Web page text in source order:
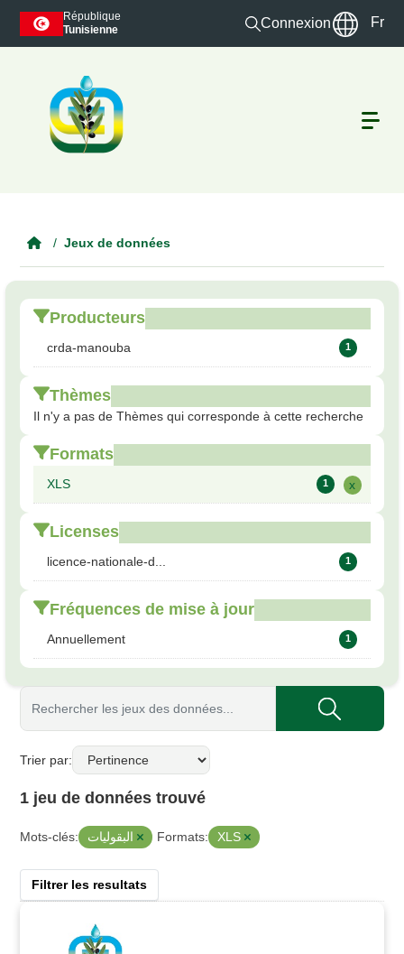
Skip to main content
République
Tunisienne
Connexion Fr
Jeux de données
Producteurs
crda-manouba 1
Thèmes
Il n'y a pas de Thèmes qui corresponde à cette recherche
Formats
XLS 1 x
Licenses
licence-nationale-d... 1
Fréquences de mise à jour
Annuellement 1
Trier par
1 jeu de données trouvé
Mots-clés: البقوليات Formats: XLS
Filtrer les resultats